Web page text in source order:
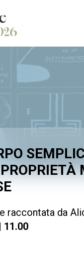
raccontata da
11.00